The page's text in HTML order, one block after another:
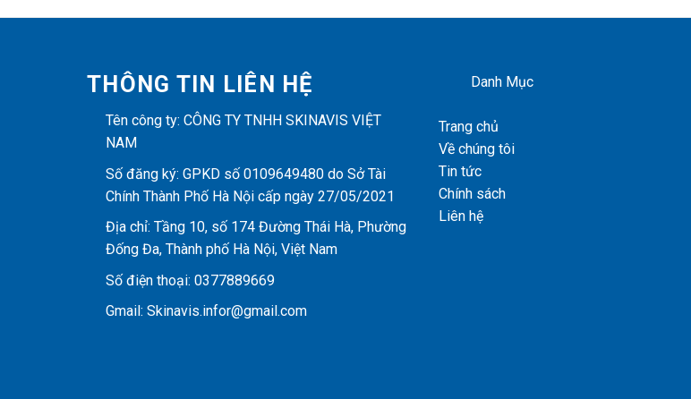
THÔNG TIN LIÊN HỆ
Tên công ty: CÔNG TY TNHH SKINAVIS VIỆT
NAM
Số đăng ký: GPKD số 0109649480 do Sở Tài
Chính Thành Phố Hà Nội cấp ngày 27/05/2021
Địa chỉ: Tầng 10, số 174 Đường Thái Hà, Phường
Đống Đa, Thành phố Hà Nội, Việt Nam
Số điện thoại: 0377889669
Gmail: Skinavis.infor@gmail.com
Danh Mục
Trang chủ
Về chúng tôi
Tin tức
Chính sách
Liên hệ